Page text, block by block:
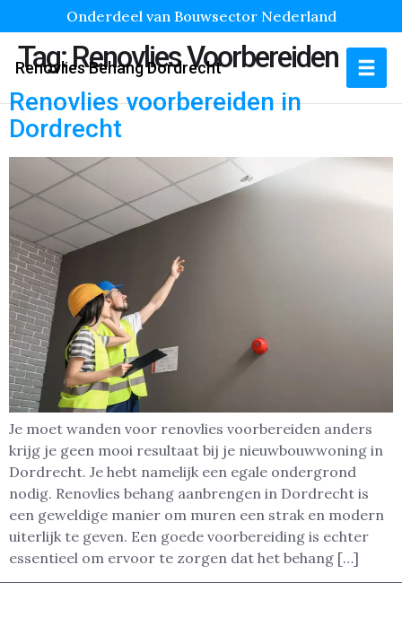
Onderdeel van Bouwsector Nederland
Renovlies Behang Dordrecht
Tag:Renovlies Voorbereiden
Renovlies voorbereiden in
Dordrecht
Je moet wanden voor renovlies voorbereiden anders
krijg je geen mooi resultaat bij je nieuwbouwwoning in
Dordrecht. Je hebt namelijk een egale ondergrond
nodig. Renovlies behang aanbrengen in Dordrecht is
een geweldige manier om muren een strak en modern
uiterlijk te geven. Een goede voorbereiding is echter
essentieel om ervoor te zorgen dat het behang […]